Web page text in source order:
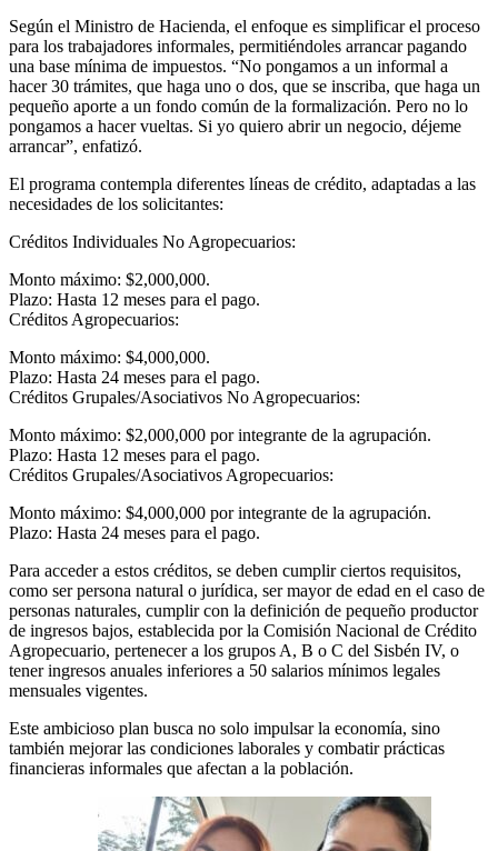
Según el Ministro de Hacienda, el enfoque es simplificar el proceso
para los trabajadores informales, permitiéndoles arrancar pagando
una base mínima de impuestos. “No pongamos a un informal a
hacer 30 trámites, que haga uno o dos, que se inscriba, que haga un
pequeño aporte a un fondo común de la formalización. Pero no lo
pongamos a hacer vueltas. Si yo quiero abrir un negocio, déjeme
arrancar”, enfatizó.
El programa contempla diferentes líneas de crédito, adaptadas a las
necesidades de los solicitantes:
Créditos Individuales No Agropecuarios:
Monto máximo: $2,000,000.
Plazo: Hasta 12 meses para el pago.
Créditos Agropecuarios:
Monto máximo: $4,000,000.
Plazo: Hasta 24 meses para el pago.
Créditos Grupales/Asociativos No Agropecuarios:
Monto máximo: $2,000,000 por integrante de la agrupación.
Plazo: Hasta 12 meses para el pago.
Créditos Grupales/Asociativos Agropecuarios:
Monto máximo: $4,000,000 por integrante de la agrupación.
Plazo: Hasta 24 meses para el pago.
Para acceder a estos créditos, se deben cumplir ciertos requisitos,
como ser persona natural o jurídica, ser mayor de edad en el caso de
personas naturales, cumplir con la definición de pequeño productor
de ingresos bajos, establecida por la Comisión Nacional de Crédito
Agropecuario, pertenecer a los grupos A, B o C del Sisbén IV, o
tener ingresos anuales inferiores a 50 salarios mínimos legales
mensuales vigentes.
Este ambicioso plan busca no solo impulsar la economía, sino
también mejorar las condiciones laborales y combatir prácticas
financieras informales que afectan a la población.